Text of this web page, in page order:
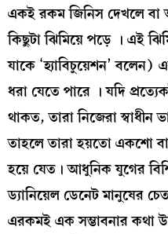
একই রকম জিনিস দেখলে
কিছুটা ঝিমিয়ে পড়ে । এই
যাকে ‘হ্যাবিচুয়েশন’
ধরা যেতে পারে । যদি
থাকত, তারা নিজেরা স্বাধীন
তাহলে তারা হয়তো একশো
হয়ে যেত। আধুনিক যুগের
ড্যানিয়েল ডেনেট মানুষের
এরকমই এক সম্ভাবনার কথা